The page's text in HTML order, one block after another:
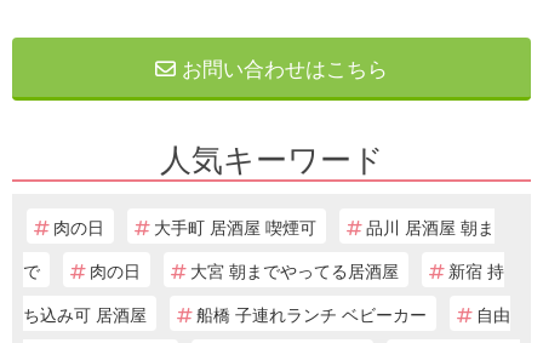
お問い合わせはこちら
人気キーワード
肉の日 大手町 居酒屋 喫煙可
品川 居酒屋 朝ま
で
肉の日 大宮 朝までやってる居酒屋
新宿 持
ち込み可 居酒屋
船橋 子連れランチ ベビーカー
自由